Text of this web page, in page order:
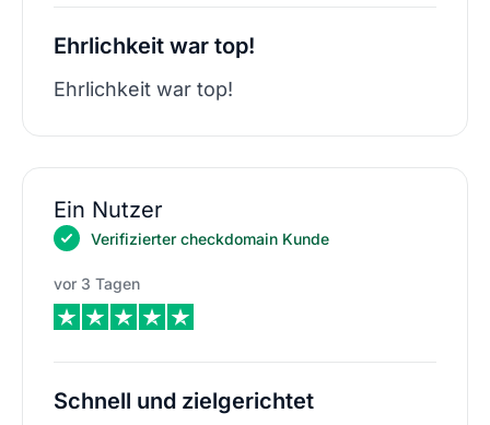
Ehrlichkeit war top!
Ehrlichkeit war top!
Ein Nutzer
Verifizierter checkdomain Kunde
vor 3 Tagen
Schnell und zielgerichtet